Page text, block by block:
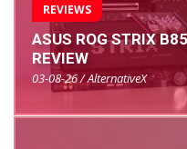
REVIEWS
ASUS ROG STRIX
REVIEW
03-08-26 / AlternativeX